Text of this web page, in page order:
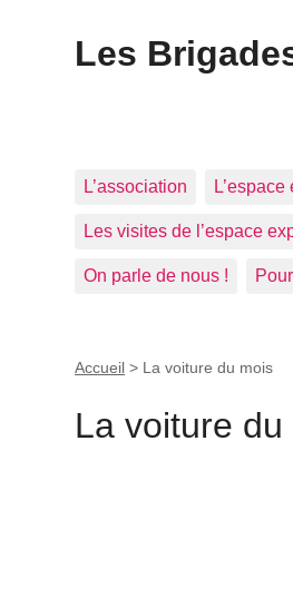
Les
L’association
Les visites de l’espace
On parle de nous !
Accueil > La voiture du mois
La voiture du